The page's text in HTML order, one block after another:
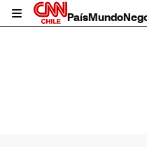
PaísMundo